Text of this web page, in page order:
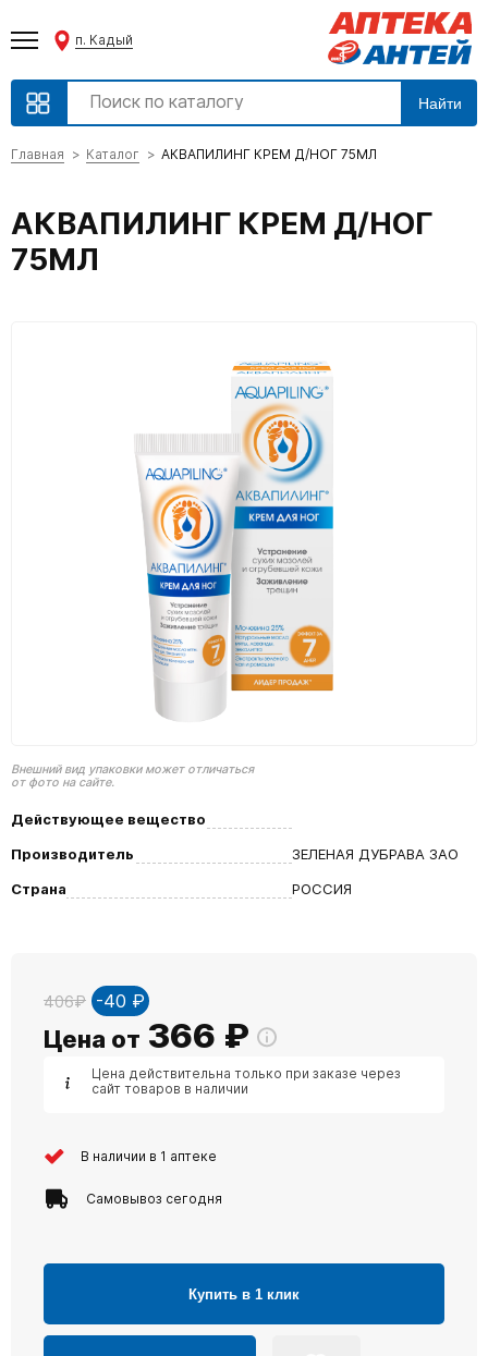
п. Кадый
Найти
Главная Каталог АКВАПИЛИНГ КРЕМ Д/НОГ 75МЛ
АКВАПИЛИНГ КРЕМ Д/НОГ
75МЛ
Внешний вид упаковки может отличаться
от фото на сайте.
Действующее вещество
Производитель
ЗЕЛЕНАЯ ДУБРАВА ЗАО
Страна
РОССИЯ
406₽ -40 ₽
Цена от 366 ₽
Цена действительна только при заказе через
сайт товаров в наличии
В наличии в 1 аптеке
Самовывоз сегодня
Купить в 1 клик